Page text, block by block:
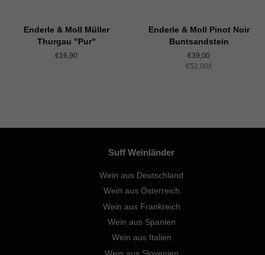
Enderle & Moll Müller
Thurgau "Pur"
Normaler
€16,90
Enderle & Moll Pinot Noir
Buntsandstein
Normaler
Preis
€39,00
Einzelpreis
€52,00/pro
l
Suff Weinländer
Wein aus Deutschland
Wein aus Österreich
Wein aus Frankreich
Wein aus Spanien
Wein aus Italien